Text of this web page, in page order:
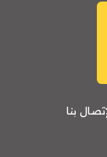
بنا